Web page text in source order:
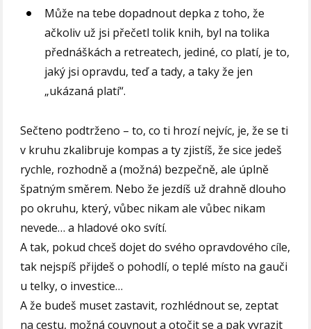
Může na tebe dopadnout depka z toho, že
ačkoliv už jsi přečetl tolik knih, byl na tolika
přednáškách a retreatech, jediné, co platí, je to,
jaký jsi opravdu, teď a tady, a taky že jen
„ukázaná platí“.
Sečteno podtrženo – to, co ti hrozí nejvíc, je, že se ti
v kruhu zkalibruje kompas a ty zjistíš, že sice jedeš
rychle, rozhodně a (možná) bezpečně, ale úplně
špatným směrem. Nebo že jezdíš už drahně dlouho
po okruhu, který, vůbec nikam ale vůbec nikam
nevede… a hladové oko svítí.
A tak, pokud chceš dojet do svého opravdového cíle,
tak nejspíš přijdeš o pohodlí, o teplé místo na gauči
u telky, o investice…
A že budeš muset zastavit, rozhlédnout se, zeptat
na cestu, možná couvnout a otočit se a pak vyrazit